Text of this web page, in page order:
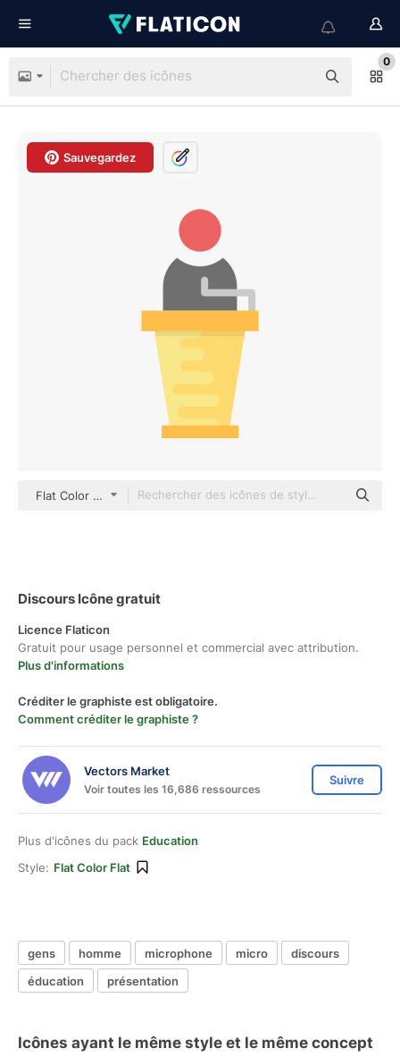
0
Sauvegardez
Flat Color Flat
Discours Icône gratuit
Licence Flaticon
Gratuit pour usage personnel et commercial avec attribution.
Plus d'informations
Créditer le graphiste est obligatoire.
Comment créditer le graphiste ?
Vectors Market
Voir toutes les 16,686 ressources
Suivre
Plus d'icônes du pack Education
Style: Flat Color Flat
gens homme microphone micro
discours
éducation
présentation
Icônes ayant le même style et le même concept